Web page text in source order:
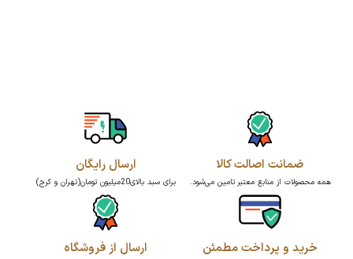
ضمانت اصالت کالا
همه محصولات از منابع معتبر تامین می‌شود.
ارسال رایگان
برای سبد بالای20میلیون تومان(تهران و کرج)
خرید و پرداخت مطمئن ارسال از فروشگاه